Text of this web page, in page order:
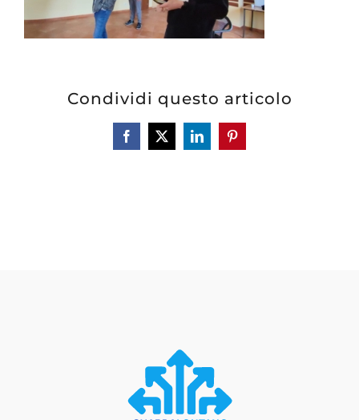
Condividi questo articolo
Facebook
X LinkedInPinterest